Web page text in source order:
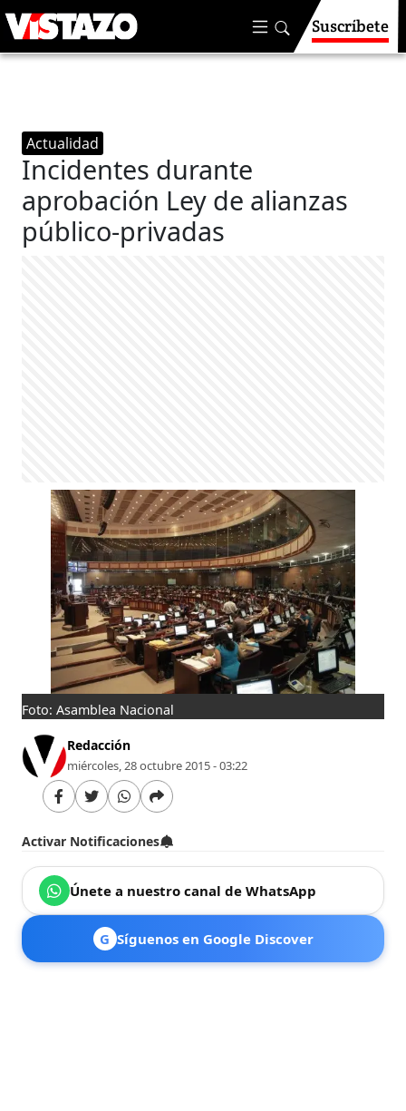
Suscríbete
Actualidad
Incidentes durante
aprobación Ley de alianzas
público-privadas
Foto: Asamblea Nacional
Redacción
miércoles, 28 octubre 2015 - 03:22
Activar Notificaciones
Únete a nuestro canal de WhatsApp
G Síguenos en Google Discover